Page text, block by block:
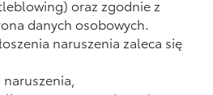
oraz zgodnie z
danych osobowych.
naruszenia zaleca się